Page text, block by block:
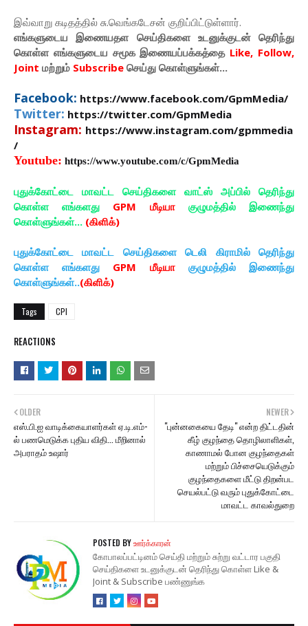
இவ்வாறு கடிதத்தில் சு.வெங்கடேசன் குறிப்பிட்டுள்ளார்.
எங்களுடைய இணையதள செய்திகளை உடனுக்குடன் தெரிந்து
கொள்ள எங்களுடைய சமூக இணையப்பக்கத்தை Like, Follow,
Joint மற்றும் Subscribe செய்து கொள்ளுங்கள்...
Facebook: https://www.facebook.com/GpmMedia/
Twitter: https://twitter.com/GpmMedia
Instagram: https://www.instagram.com/gpmmedia
/
Youtube: https://www.youtube.com/c/GpmMedia
புதுக்கோட்டை மாவட்ட செய்திகளை வாட்ஸ் அப்பில் தெரிந்து
கொள்ள எங்களது GPM மீடியாகுழுமத்தில் இணைந்து
கொள்ளுங்கள்... (கிளிக்)
புதுக்கோட்டை மாவட்ட செய்திகளை டெலி கிராமில் தெரிந்து
கொள்ள எங்களது GPM மீடியாகுழுமத்தில் இணைந்து
கொள்ளுங்கள்..(கிளிக்)
Tags CPI
REACTIONS
NEWER
"புன்னகையை தேடி" என்ற திட்டதின்
கீழ் குழந்தை தொழிலாளிகள்,
காணாமல் போன குழந்தைகள்
மற்றும் பிச்சையெடுக்கும்
குழந்தைகளை மீட்டு திறன்பட
செயல்பட்டு வரும் புதுக்கோட்டை
மாவட்ட காவல்துறை
OLDER
எஸ்.பி.ஐ வாடிக்கையாளர்கள் ஏ.டி.எம்-
ல் பணமெடுக்க புதிய விதி... மீறினால்
அபராதம் உஷார்
POSTED BYஊர்க்காரன்
கோபாலப்பட்டினம் செய்தி மற்றும் சுற்று வட்டார பகுதி
செய்திகளை உடனுக்குடன் தெரிந்து கொள்ள Like &
Joint & Subscribe பண்ணுங்க